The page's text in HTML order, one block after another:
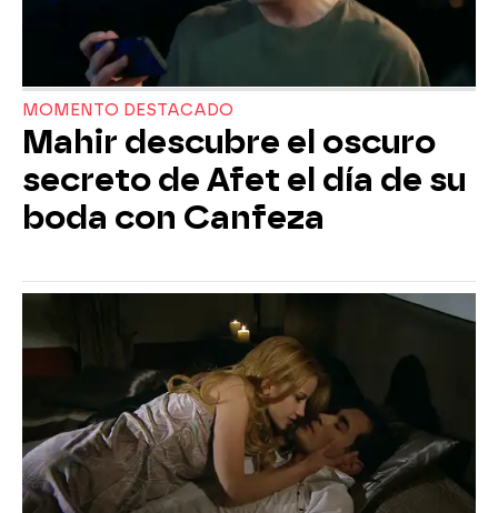
MOMENTO DESTACADO
Mahir descubre el oscuro
secreto de Afet el día de su
boda con Canfeza